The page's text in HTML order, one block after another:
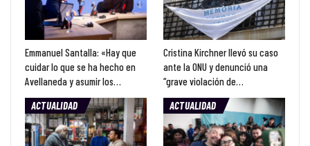
Emmanuel Santalla: «Hay que
cuidar lo que se ha hecho en
Avellaneda y asumir los…
Cristina Kirchner llevó su caso
ante la ONU y denunció una
“grave violación de…
ACTUALIDAD
ACTUALIDAD